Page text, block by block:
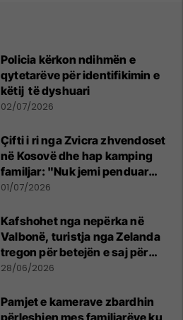
Policia kërkon ndihmën e
qytetarëve për identifikimin e
këtij të dyshuari
02/07/2026
Çifti i ri nga Zvicra zhvendoset
në Kosovë dhe hap kamping
familjar: "Nuk jemi penduar
asnjë ditë"
01/07/2026
Kafshohet nga nepërka në
Valbonë, turistja nga Zelanda
tregon për betejën e saj për
mbijetesë
28/06/2026
Pamjet e kamerave zbardhin